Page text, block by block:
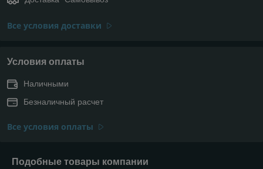
Все условия доставки
Условия оплаты
Наличными
Безналичный расчет
Все условия оплаты
Подобные товары компании